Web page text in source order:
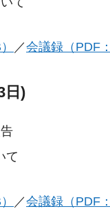
／会議録（PDF
日)
て
／会議録（PDF